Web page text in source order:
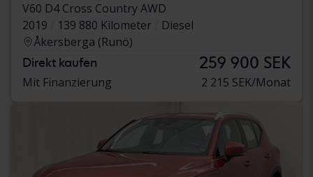
V60 D4 Cross Country AWD
2019
139 880 Kilometer
Diesel
Åkersberga (Runö)
Direkt kaufen 259 900 SEK
Mit Finanzierung 2 215 SEK/Monat